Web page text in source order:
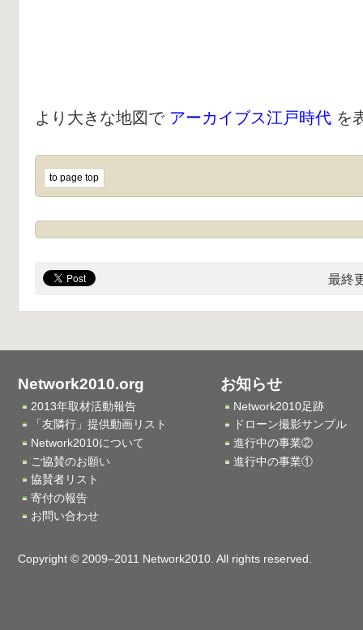
より大きな地図で アーカイブス江戸時代 を
to page top
最終
Network2010.org
2013年取材活動報告
「友隣行」提供動画リスト
Network2010について
ご協賛のお願い
協賛者リスト
寄付の報告
お問い合わせ
お知らせ
Network2010足跡
ドローン撮影サンプル
進行中の事業②
進行中の事業①
Copyright © 2009–2011 Network2010. All rights reserved.